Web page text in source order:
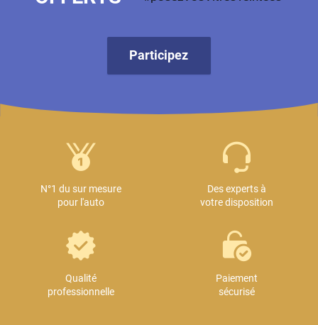
MG
Mitsubishi
Oldsmobile
Participez
N°1 du sur mesure
pour l'auto
Des experts à
votre disposition
Qualité
professionnelle
Paiement
sécurisé